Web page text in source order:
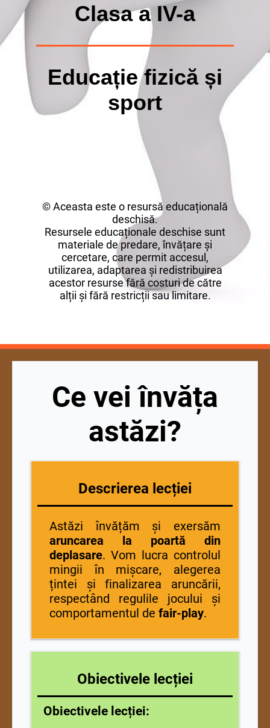
Clasa a IV-a
Educație fizică și
sport
© Aceasta este o resursă educațională
deschisă.
Resursele educaționale deschise sunt
materiale de predare, învățare și
cercetare, care permit accesul,
utilizarea, adaptarea și redistribuirea
acestor resurse fără costuri de către
alții și fără restricții sau limitare.
Ce vei învăța
astăzi?
Descrierea lecției
Astăzi învățăm și exersăm
aruncarea la poartă din
deplasare. Vom lucra controlul
mingii în mișcare, alegerea
țintei și finalizarea aruncării,
respectând regulile jocului și
comportamentul de fair-play.
Obiectivele lecției
Obiectivele lecției: